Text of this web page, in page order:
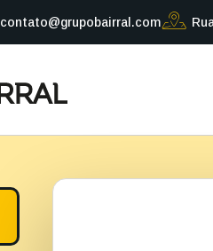
contato@grupobairral.com